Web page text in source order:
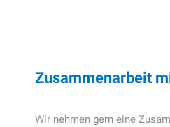
Zusammenarbeit
Wir nehmen gern eine